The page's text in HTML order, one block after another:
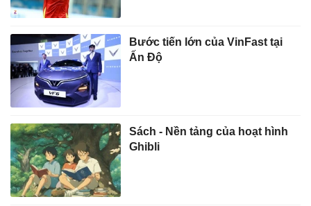
Bước tiến lớn của VinFast tại
Ấn Độ
Sách - Nền tảng của hoạt hình
Ghibli